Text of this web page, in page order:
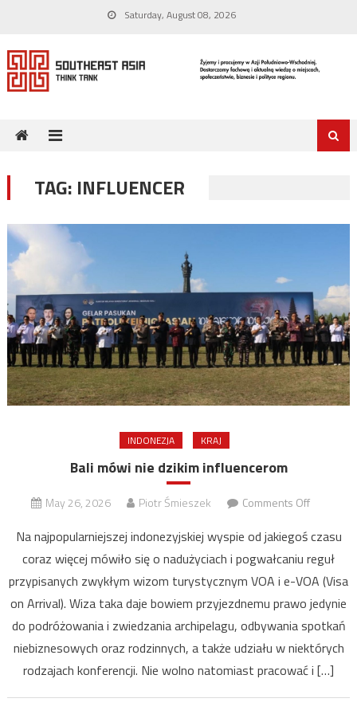
content
Saturday, August 08, 2026
TAG: INFLUENCER
INDONEZJA KRAJ
Bali mówi nie dzikim influencerom
May 26, 2026 Piotr Śmieszek Comments Offon
mówi
nie
dzikim
Na najpopularniejszej indonezyjskiej wyspie od jakiegoś czasu
coraz więcej mówiło się o nadużyciach i pogwałcaniu reguł
przypisanych zwykłym wizom turystycznym VOA i e-VOA (Visa
on Arrival). Wiza taka daje bowiem przyjezdnemu prawo jedynie
do podróżowania i zwiedzania archipelagu, odbywania spotkań
niebiznesowych oraz rodzinnych, a także udziału w niektórych
rodzajach konferencji. Nie wolno natomiast pracować i […]